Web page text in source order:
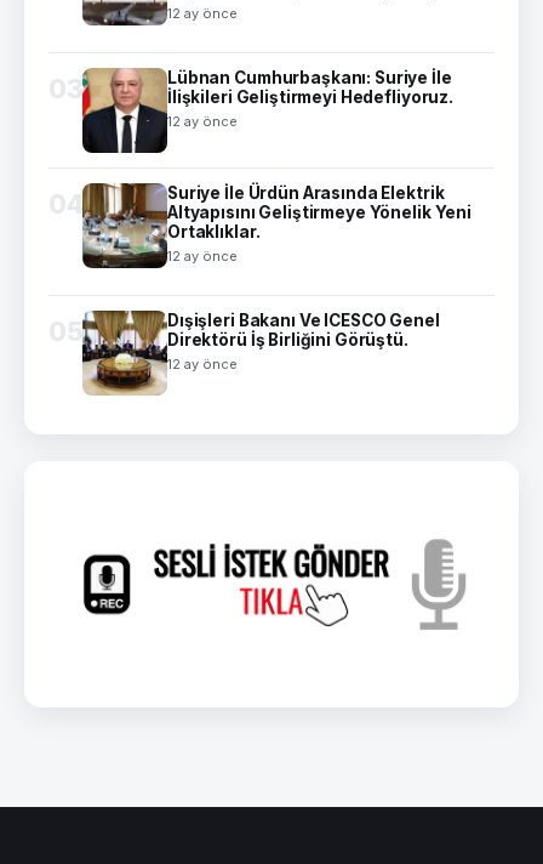
12 ay önce
03
Lübnan Cumhurbaşkanı: Suriye İle
İlişkileri Geliştirmeyi Hedefliyoruz.
12 ay önce
04
Suriye İle Ürdün Arasında Elektrik
Altyapısını Geliştirmeye Yönelik Yeni
Ortaklıklar.
12 ay önce
05
Dışişleri Bakanı Ve ICESCO Genel
Direktörü İş Birliğini Görüştü.
12 ay önce